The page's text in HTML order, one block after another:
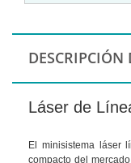
DESCRIPCIÓN
Láser de
El minisistema láser
compacto del